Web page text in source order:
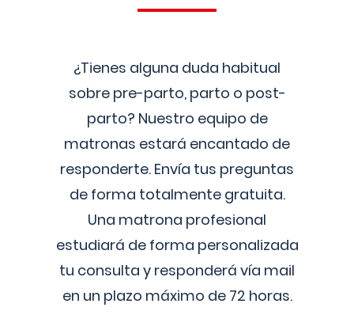
¿Tienes alguna duda habitual
sobre pre-parto, parto o post-
parto? Nuestro equipo de
matronas estará encantado de
responderte. Envía tus preguntas
de forma totalmente gratuita.
Una matrona profesional
estudiará de forma personalizada
tu consulta y responderá vía mail
en un plazo máximo de 72 horas.